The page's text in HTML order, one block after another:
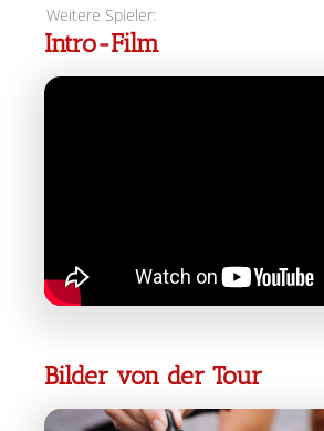
Weitere Spieler:
Intro-Film
Bilder von der Tour